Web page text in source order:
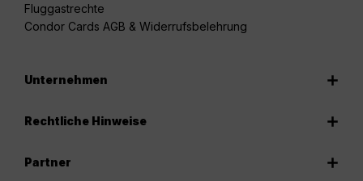
Fluggastrechte
Condor Cards AGB & Widerrufsbelehrung
Unternehmen
Rechtliche Hinweise
Partner